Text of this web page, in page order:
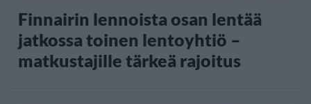
Finnairin lennoista osan lentää
jatkossa toinen lentoyhtiö –
matkustajille tärkeä rajoitus